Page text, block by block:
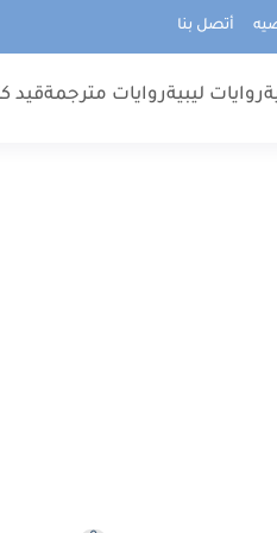
أتصل بنا
روايات ليبيةروايات مترجمةقيد